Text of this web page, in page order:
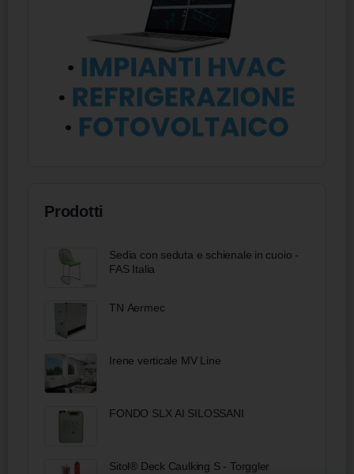
Prodotti
Sedia con seduta e schienale in cuoio -
FAS Italia
TN Aermec
Irene verticale MV Line
FONDO SLX AI SILOSSANI
Sitol® Deck Caulking S - Torggler